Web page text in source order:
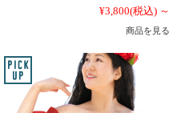
¥3,800(税込) ～
商品を見る